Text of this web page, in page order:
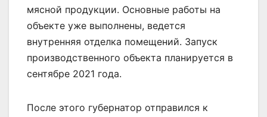
мясной продукции. Основные работы на
объекте уже выполнены, ведется
внутренняя отделка помещений. Запуск
производственного объекта планируется в
сентябре 2021 года.
После этого губернатор отправился к